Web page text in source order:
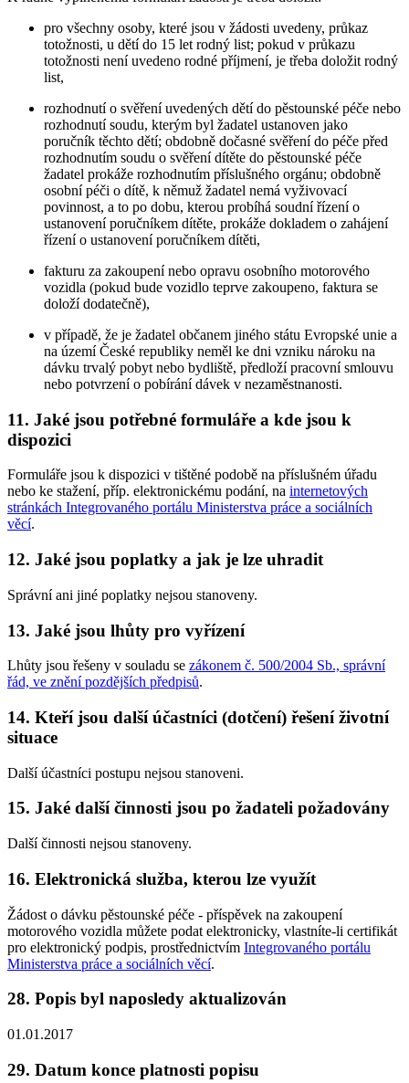
pro všechny osoby, které jsou v žádosti uvedeny, průkaz
totožnosti, u dětí do 15 let rodný list; pokud v průkazu
totožnosti není uvedeno rodné příjmení, je třeba doložit rodný
list,
rozhodnutí o svěření uvedených dětí do pěstounské péče nebo
rozhodnutí soudu, kterým byl žadatel ustanoven jako
poručník těchto dětí; obdobně dočasné svěření do péče před
rozhodnutím soudu o svěření dítěte do pěstounské péče
žadatel prokáže rozhodnutím příslušného orgánu; obdobně
osobní péči o dítě, k němuž žadatel nemá vyživovací
povinnost, a to po dobu, kterou probíhá soudní řízení o
ustanovení poručníkem dítěte, prokáže dokladem o zahájení
řízení o ustanovení poručníkem dítěti,
fakturu za zakoupení nebo opravu osobního motorového
vozidla (pokud bude vozidlo teprve zakoupeno, faktura se
doloží dodatečně),
v případě, že je žadatel občanem jiného státu Evropské unie a
na území České republiky neměl ke dni vzniku nároku na
dávku trvalý pobyt nebo bydliště, předloží pracovní smlouvu
nebo potvrzení o pobírání dávek v nezaměstnanosti.
11. Jaké jsou potřebné formuláře a kde jsou k
dispozici
Formuláře jsou k dispozici v tištěné podobě na příslušném úřadu
nebo ke stažení, příp. elektronickému podání, na internetových
stránkách Integrovaného portálu Ministerstva práce a sociálních
věcí.
12. Jaké jsou poplatky a jak je lze uhradit
Správní ani jiné poplatky nejsou stanoveny.
13. Jaké jsou lhůty pro vyřízení
Lhůty jsou řešeny v souladu se zákonem č. 500/2004 Sb., správní
řád, ve znění pozdějších předpisů.
14. Kteří jsou další účastníci (dotčení) řešení životní
situace
Další účastníci postupu nejsou stanoveni.
15. Jaké další činnosti jsou po žadateli požadovány
Další činnosti nejsou stanoveny.
16. Elektronická služba, kterou lze využít
Žádost o dávku pěstounské péče - příspěvek na zakoupení
motorového vozidla můžete podat elektronicky, vlastníte-li certifikát
pro elektronický podpis, prostřednictvím Integrovaného portálu
Ministerstva práce a sociálních věcí.
28. Popis byl naposledy aktualizován
01.01.2017
29. Datum konce platnosti popisu